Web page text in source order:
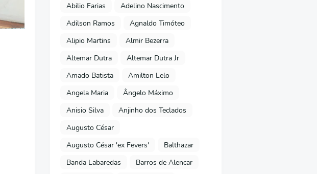
Abilio Farias
Adelino Nascimento
Adilson Ramos
Agnaldo Timóteo
Alipio Martins
Almir Bezerra
Altemar Dutra
Altemar Dutra Jr
Amado Batista
Amilton Lelo
Angela Maria
Ângelo Máximo
Anisio Silva
Anjinho dos Teclados
Augusto César
Augusto César 'ex Fevers'
Balthazar
Banda Labaredas
Barros de Alencar